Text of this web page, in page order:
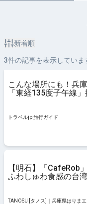
新着順
3件の記事を表示していま
こんな場所にも！兵
「東経135度子午線」
トラベルjp 旅行ガイド
【明石】「CafeRob
ふわしゅわ食感の台
TANOSU [タノス]｜兵庫県はりま